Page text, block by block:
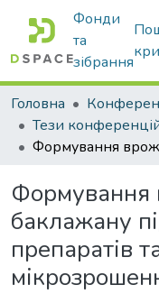
Фонди
та
зібрання
Головна
Тези
Формування
баклажану
препаратів